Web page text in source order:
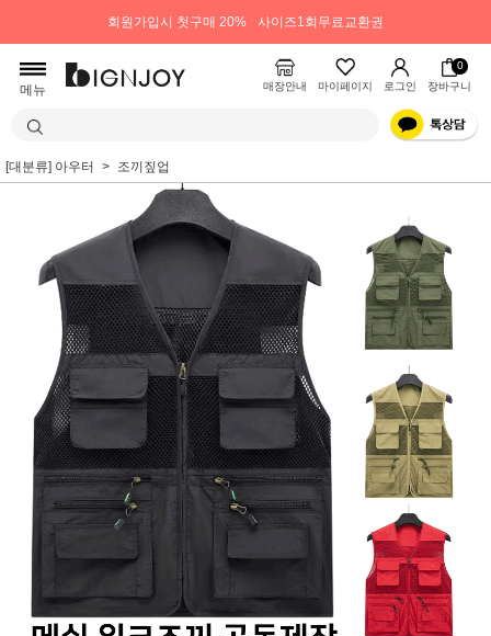
회원가입시 첫구매 20% 사이즈1회무료교환권
메뉴 매장안내 마이페이지 로그인
0
장바구니
[대분류] 아우터 조끼짚업